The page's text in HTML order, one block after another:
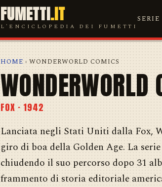
FUMETTI.IT
L'ENCICLOPEDIA DEI FUMETTI
SERIE
HOME › WONDERWORLD COMICS
WONDERWORLD
FOX · 1942
Lanciata negli Stati Uniti dalla Fox,
giro di boa della Golden Age. La
chiudendo il suo percorso dopo 31
frammento di storia editoriale